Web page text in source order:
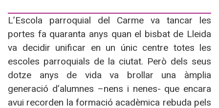
L’Escola parroquial del Carme va tancar les
portes fa quaranta anys quan el bisbat de Lleida
va decidir unificar en un únic centre totes les
escoles parroquials de la ciutat. Però dels seus
dotze anys de vida va brollar una àmplia
generació d’alumnes –nens i nenes- que encara
avui recorden la formació acadèmica rebuda pels